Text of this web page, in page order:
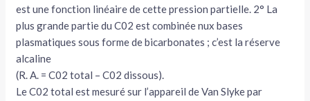
est une fonction linéaire de cette pression partielle. 2° La
plus grande partie du C02 est combinée nux bases
plasmatiques sous forme de bicarbo­nates ; c’est la réserve
alcaline
(R. A. = C02 total – C02 dissous).
Le C02 total est mesuré sur l’appareil de Van Slyke par